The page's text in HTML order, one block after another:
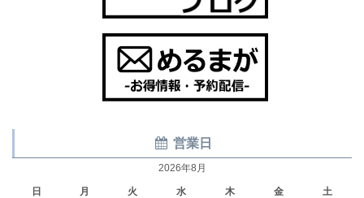
営業日
2026年8月
日 月 火 水 木 金 土